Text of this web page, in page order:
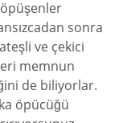
sonra
ve çekici
memnun
de biliyorlar.
öpücüğü